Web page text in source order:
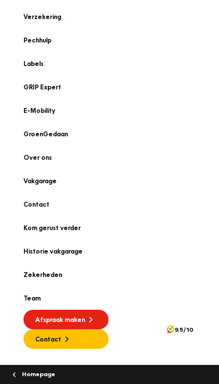
Verzekering
Pechhulp
Labels
GRIP Expert
E-Mobility
GroenGedaan
Over ons
Vakgarage
Contact
Kom gerust verder
Historie vakgarage
Zekerheden
Team
Afspraak maken
Contact
9.5/10
Homepage